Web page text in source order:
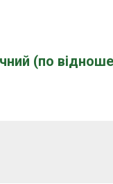
(по